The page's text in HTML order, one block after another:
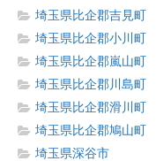
埼玉県比企郡吉見町
埼玉県比企郡小川町
埼玉県比企郡嵐山町
埼玉県比企郡川島町
埼玉県比企郡滑川町
埼玉県比企郡鳩山町
埼玉県深谷市